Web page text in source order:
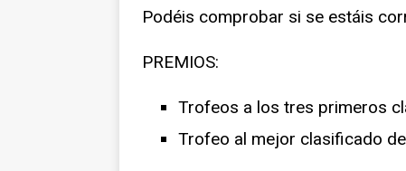
Podéis comprobar si se estáis
PREMIOS:
Trofeos a los tres primeros
Trofeo al mejor clasificado